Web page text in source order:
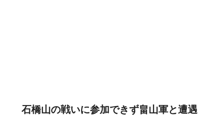
石橋山の戦いに参加できず畠山軍と遭遇